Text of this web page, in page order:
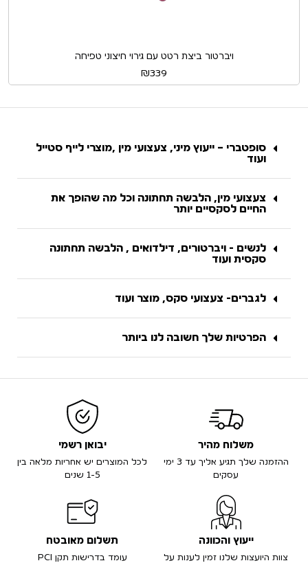
ויברטור ביצת רטט עם גירוי חיצוני טפיחה
₪339
סופטברי – ייעוץ מיני, צעצועי מין ,מוצרי לייף סטייל
ועוד
צעצועי מין, הלבשה תחתונה וכל מה שהופך את
החיים לסקסיים יותר
לנשים - ויברטורים, דילדואים , הלבשה תחתונה
סקסית ועוד
לגברים- צעצועי סקס, מוצר ועוד
הפרטיות שלך חשובה לנו ביותר
משלוח מהיר
ההזמנה שלך תגיע אליך עד 3 ימי
עסקים
יבואן רשמי
לכל המוצרים יש אחריות מלאה בין
1-5 שנים
ייעוץ והכוונה
צוות היועצות שלנו זמין לענות על
תשלום מאובטח
עומד בדרישות תקן PCI